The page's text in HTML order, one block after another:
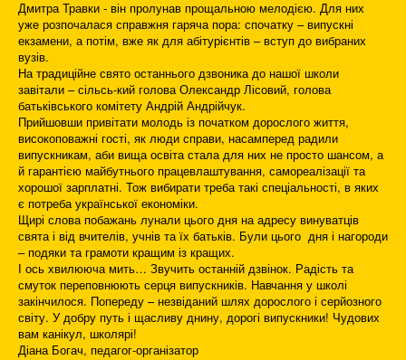
Дмитра Травки - він пролунав прощальною мелодією. Для них
уже розпочалася справжня гаряча пора: спочатку – випускні
екзамени, а потім, вже як для абітурієнтів – вступ до вибраних
вузів.
На традиційне свято останнього дзвоника до нашої школи
завітали – сільсь-кий голова Олександр Лісовий, голова
батьківського комітету Андрій Андрійчук.
Прийшовши привітати молодь із початком дорослого життя,
високоповажні гості, як люди справи, насамперед радили
випускникам, аби вища освіта стала для них не просто шансом, а
й гарантією майбутнього працевлаштування, самореалізації та
хорошої зарплатні. Тож вибирати треба такі спеціальності, в яких
є потреба української економіки.
Щирі слова побажань лунали цього дня на адресу винуватців
свята і від вчителів, учнів та їх батьків. Були цього дня і нагороди
– подяки та грамоти кращим із кращих.
І ось хвилююча мить… Звучить останній дзвінок. Радість та
смуток переповнюють серця випускників. Навчання у школі
закінчилося. Попереду – незвіданий шлях дорослого і серйозного
світу. У добру путь і щасливу днину, дорогі випускники! Чудових
вам канікул, школярі!
Діана Богач, педагог-організатор